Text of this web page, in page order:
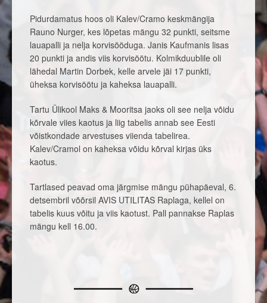
Pidurdamatus hoos oli Kalev/Cramo keskmängija
Rauno Nurger, kes lõpetas mängu 32 punkti, seitsme
lauapalli ja nelja korvisööduga. Janis Kaufmanis lisas
20 punkti ja andis viis korvisöötu. Kolmikduublile oli
lähedal Martin Dorbek, kelle arvele jäi 17 punkti,
üheksa korvisöötu ja kaheksa lauapalli.
Tartu Ülikool Maks & Mooritsa jaoks oli see nelja võidu
kõrvale viies kaotus ja liig tabelis annab see Eesti
võistkondade arvestuses viienda tabelirea.
Kalev/Cramol on kaheksa võidu kõrval kirjas üks
kaotus.
Tartlased peavad oma järgmise mängu pühapäeval, 6.
detsembril võõrsil AVIS UTILITAS Raplaga, kellel on
tabelis kuus võitu ja viis kaotust. Pall pannakse Raplas
mängu kell 16.00.